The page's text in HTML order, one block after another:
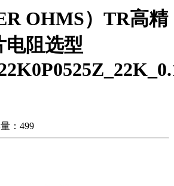
OHMS）TR高精
电阻选型
：499